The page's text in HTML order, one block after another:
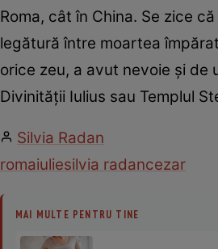
Roma, cât în China. Se zice
legătură între moartea
orice zeu, a avut nevoie şi de
Divinităţii Iulius sau Templul
Silvia Radan
romaiuliesilvia radancezar
MAI MULTE PENTRU TINE